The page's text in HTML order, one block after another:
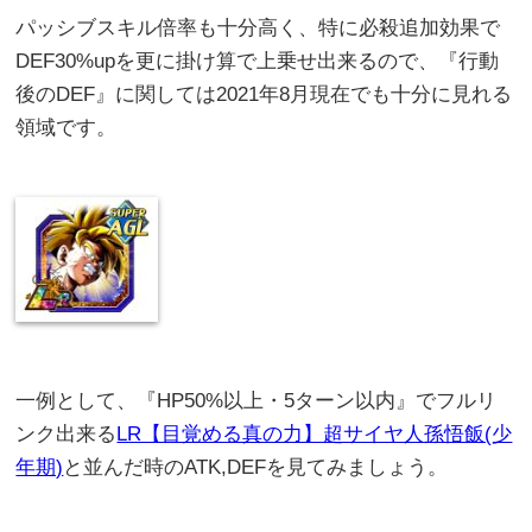
パッシブスキル倍率も十分高く、特に必殺追加効果で
DEF30%upを更に掛け算で上乗せ出来るので、『行動
後のDEF』に関しては2021年8月現在でも十分に見れる
領域です。
一例として、『HP50%以上・5ターン以内』でフルリ
ンク出来るLR【目覚める真の力】超サイヤ人孫悟飯(少
年期) と並んだ時のATK,DEFを見てみましょう。